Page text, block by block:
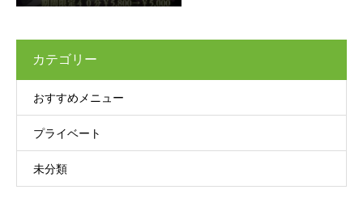
カテゴリー
おすすめメニュー
プライベート
未分類